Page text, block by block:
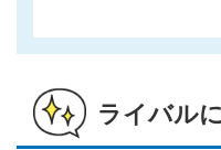
ライバル